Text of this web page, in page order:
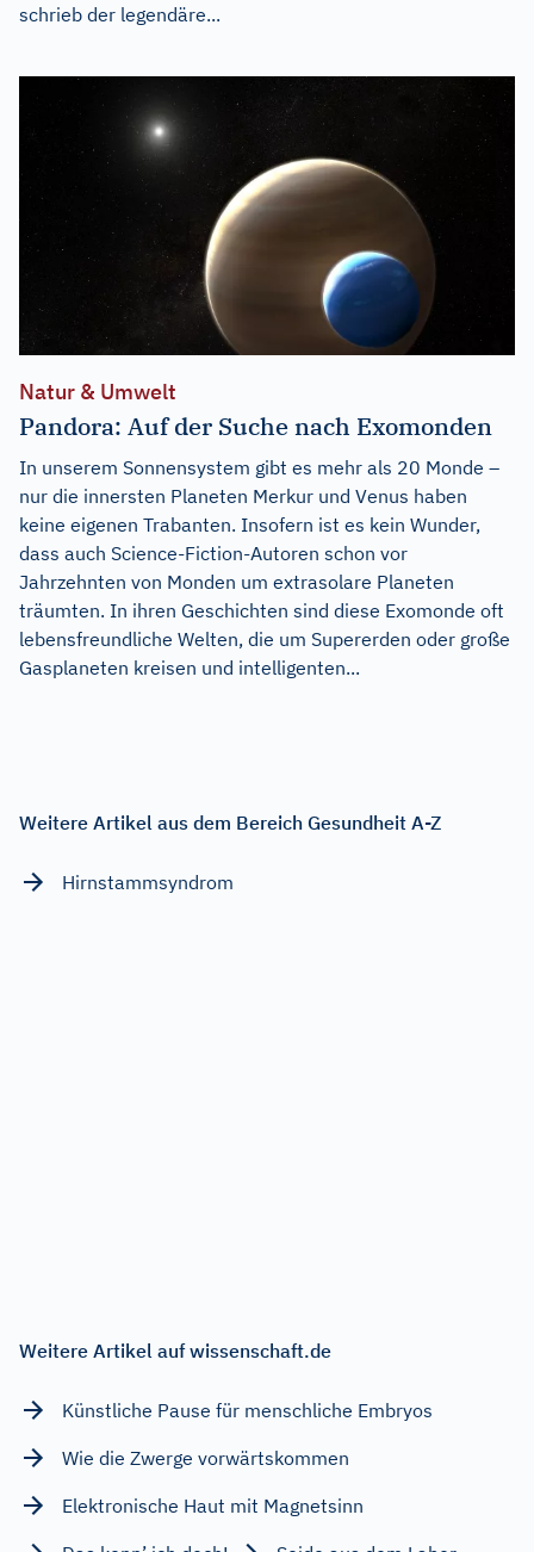
schrieb der legendäre...
Natur & Umwelt
Pandora: Auf der Suche nach Exomonden
In unserem Sonnensystem gibt es mehr als 20 Monde –
nur die innersten Planeten Merkur und Venus haben
keine eigenen Trabanten. Insofern ist es kein Wunder,
dass auch Science-Fiction-Autoren schon vor
Jahrzehnten von Monden um extrasolare Planeten
träumten. In ihren Geschichten sind diese Exomonde oft
lebensfreundliche Welten, die um Supererden oder große
Gasplaneten kreisen und intelligenten...
Weitere Artikel aus dem Bereich Gesundheit A-Z
Hirnstammsyndrom
Weitere Artikel auf wissenschaft.de
Künstliche Pause für menschliche Embryos
Wie die Zwerge vorwärtskommen
Elektronische Haut mit Magnetsinn